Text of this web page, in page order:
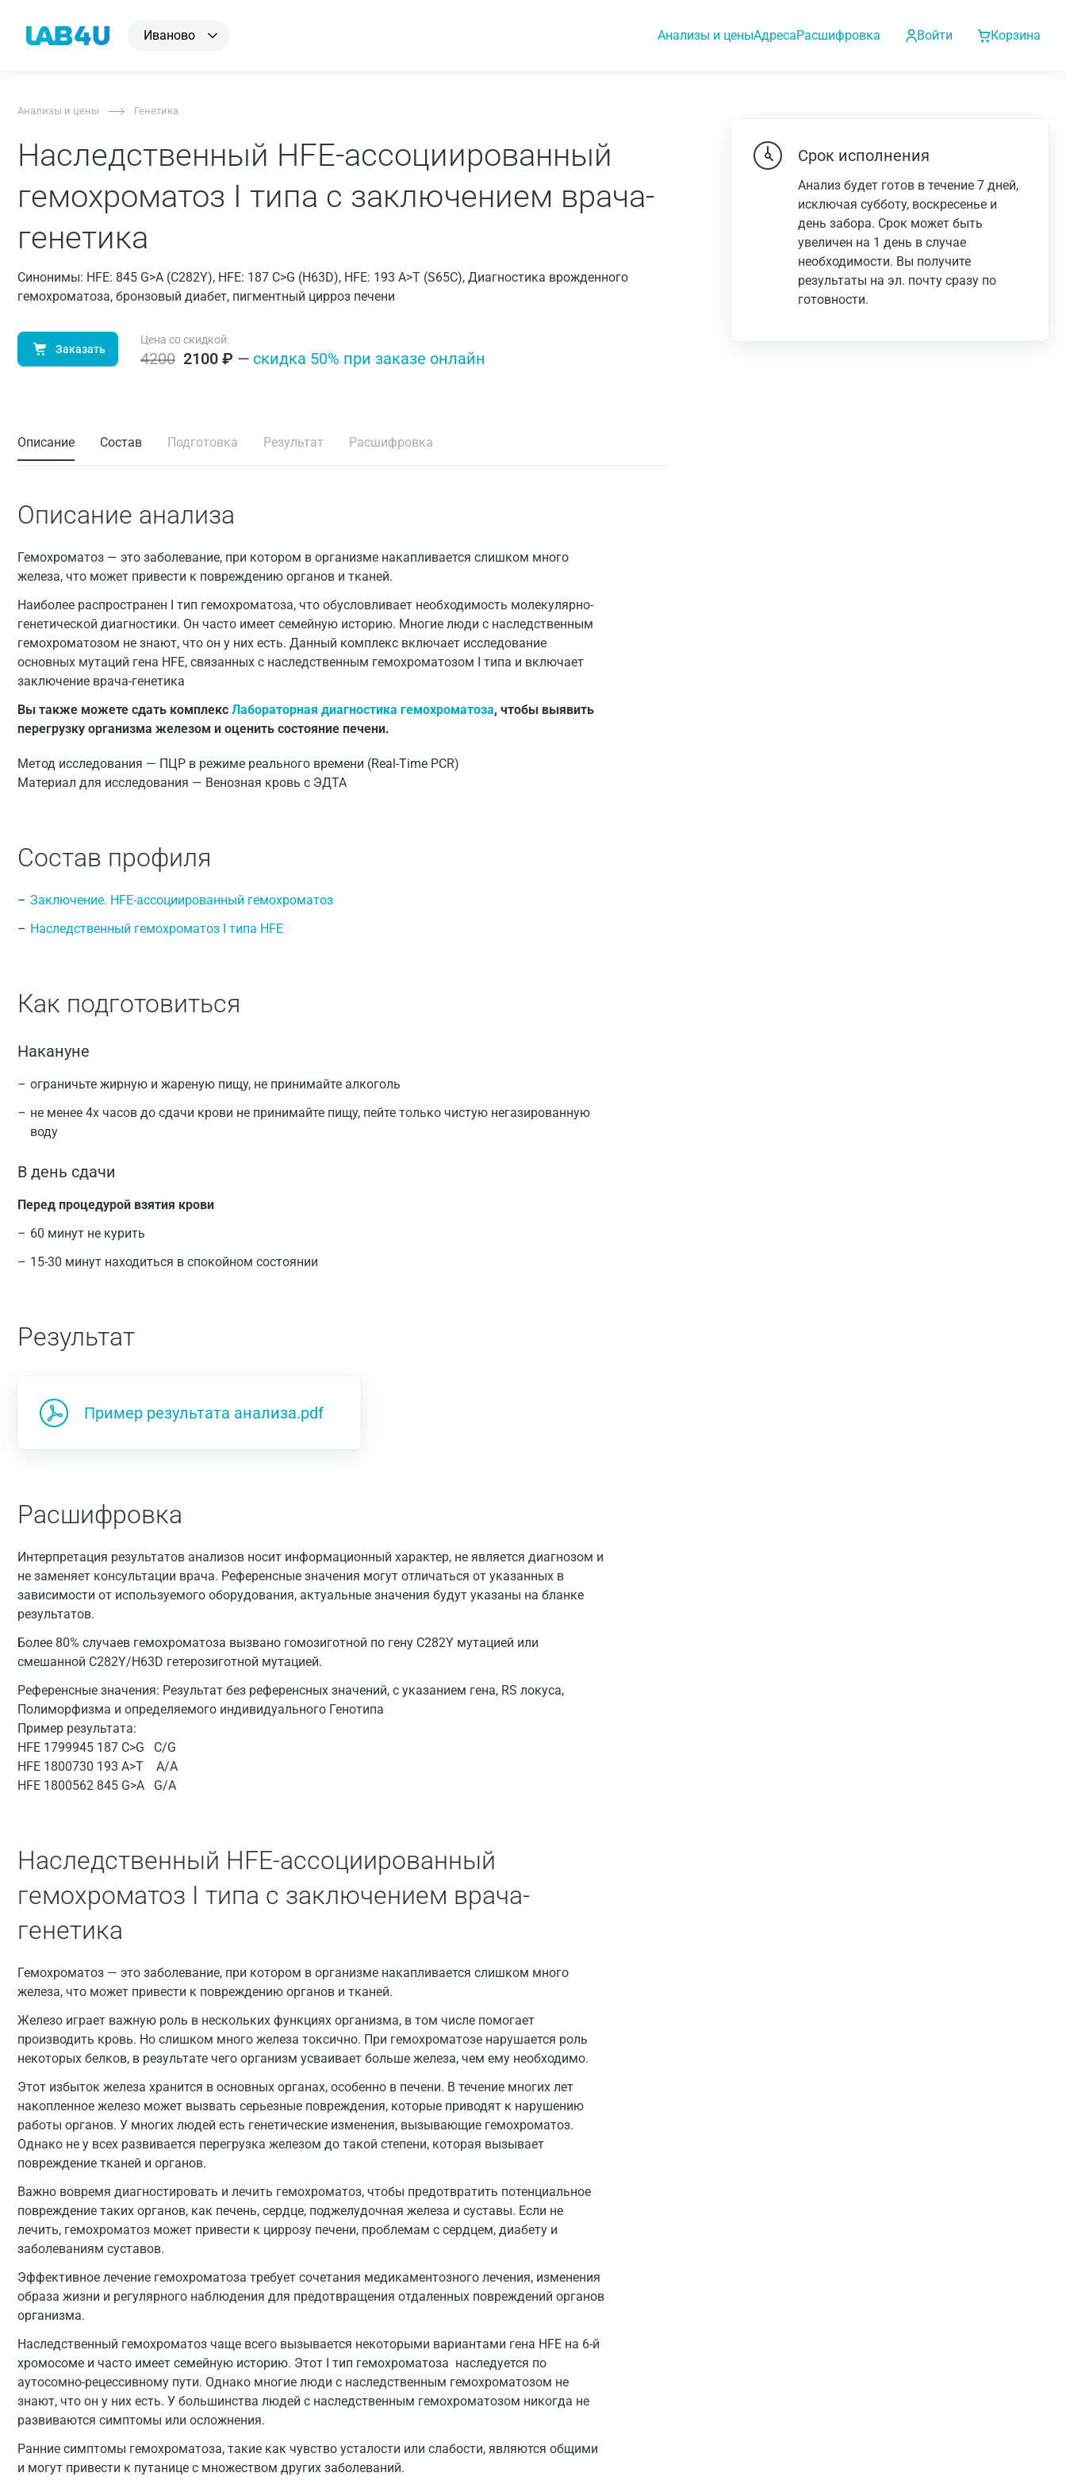
Иваново Анализы и ценыАдресаРасшифровка Войти Корзина
Анализы и цены Генетика
Наследственный HFE-ассоциированный
гемохроматоз I типа с заключением врача-
генетика
Синонимы: HFE: 845 G>A (C282Y), HFE: 187 С>G (H63D), HFE: 193 А>T (S65C), Диагностика врожденного
гемохроматоза, бронзовый диабет, пигментный цирроз печени
Заказать
Цена со скидкой:
4200 2100 ₽ — cкидка 50% при заказе онлайн
Описание Состав Подготовка Результат Расшифровка
Описание анализа
Гемохроматоз — это заболевание, при котором в организме накапливается слишком много
железа, что может привести к повреждению органов и тканей.
Наиболее распространен I тип гемохроматоза, что обусловливает необходимость молекулярно-
генетической диагностики. Он часто имеет семейную историю. Многие люди с наследственным
гемохроматозом не знают, что он у них есть. Данный комплекс включает исследование
основных мутаций гена HFE, связанных с наследственным гемохроматозом I типа и включает
заключение врача-генетика
Вы также можете сдать комплекс Лабораторная диагностика гемохроматоза, чтобы выявить
перегрузку организма железом и оценить состояние печени.
Метод исследования — ПЦР в режиме реального времени (Real-Time PCR)
Материал для исследования — Венозная кровь с ЭДТА
Состав профиля
Заключение. HFE-ассоциированный гемохроматоз
Наследственный гемохроматоз I типа HFE
Как подготовиться
Накануне
ограничьте жирную и жареную пищу, не принимайте алкоголь
не менее 4х часов до сдачи крови не принимайте пищу, пейте только чистую негазированную
воду
В день сдачи
Перед процедурой взятия крови
60 минут не курить
15-30 минут находиться в спокойном состоянии
Результат
Пример результата анализа.pdf
Расшифровка
Интерпретация результатов анализов носит информационный характер, не является диагнозом и
не заменяет консультации врача. Референсные значения могут отличаться от указанных в
зависимости от используемого оборудования, актуальные значения будут указаны на бланке
результатов.
Более 80% случаев гемохроматоза вызвано гомозиготной по гену C282Y мутацией или
смешанной C282Y/H63D гетерозиготной мутацией.
Референсные значения: Результат без референсных значений, с указанием гена, RS локуса,
Полиморфизма и определяемого индивидуального Генотипа
Пример результата:
HFE 1799945 187 C>G C/G
HFE 1800730 193 A>T A/A
HFE 1800562 845 G>A G/A
Наследственный HFE-ассоциированный
гемохроматоз I типа с заключением врача-
генетика
Гемохроматоз — это заболевание, при котором в организме накапливается слишком много
железа, что может привести к повреждению органов и тканей.
Железо играет важную роль в нескольких функциях организма, в том числе помогает
производить кровь. Но слишком много железа токсично. При гемохроматозе нарушается роль
некоторых белков, в результате чего организм усваивает больше железа, чем ему необходимо.
Этот избыток железа хранится в основных органах, особенно в печени. В течение многих лет
накопленное железо может вызвать серьезные повреждения, которые приводят к нарушению
работы органов. У многих людей есть генетические изменения, вызывающие гемохроматоз.
Однако не у всех развивается перегрузка железом до такой степени, которая вызывает
повреждение тканей и органов.
Важно вовремя диагностировать и лечить гемохроматоз, чтобы предотвратить потенциальное
повреждение таких органов, как печень, сердце, поджелудочная железа и суставы. Если не
лечить, гемохроматоз может привести к циррозу печени, проблемам с сердцем, диабету и
заболеваниям суставов.
Эффективное лечение гемохроматоза требует сочетания медикаментозного лечения, изменения
образа жизни и регулярного наблюдения для предотвращения отдаленных повреждений органов
организма.
Наследственный гемохроматоз чаще всего вызывается некоторыми вариантами гена HFE на 6-й
хромосоме и часто имеет семейную историю. Этот I тип гемохроматоза наследуется по
аутосомно-рецессивному пути. Однако многие люди с наследственным гемохроматозом не
знают, что он у них есть. У большинства людей с наследственным гемохроматозом никогда не
развиваются симптомы или осложнения.
Ранние симптомы гемохроматоза, такие как чувство усталости или слабости, являются общими
и могут привести к путанице с множеством других заболеваний.
Срок исполнения
Анализ будет готов в течение 7 дней,
исключая субботу, воскресенье и
день забора. Срок может быть
увеличен на 1 день в случае
необходимости. Вы получите
результаты на эл. почту сразу по
готовности.
Астрахань
Балашиха
Великий Новгород
Всеволожск
Геленджик
Голубое
Дзержинск
Дзержинский
Дмитров
Долгопрудный
Домодедово
Екатеринбург
Жуковский
Зеленоград
Ивантеевка
Ижевск
Истра
Калининград